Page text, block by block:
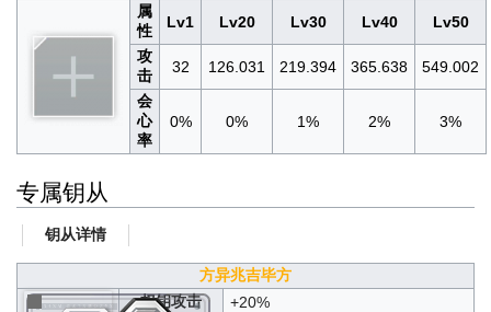
属
性
Lv1 Lv20 Lv30 Lv40
Lv50
攻
击
32 126.031 219.394 365.638
549.002
会
心
率
0% 0% 1% 2% 3%
专属钥从
钥从详情
方异兆吉毕方
权钥攻击
+20%